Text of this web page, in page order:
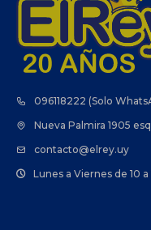
096118222 (Solo
Nueva Palmira 1905
contacto@elrey.uy
Lunes a Viernes de 10 a